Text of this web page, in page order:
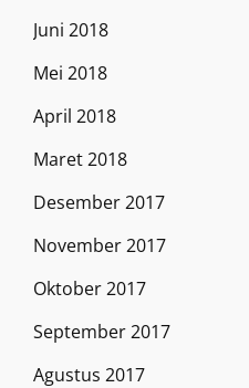
Juni 2018
Mei 2018
April 2018
Maret 2018
Desember 2017
November 2017
Oktober 2017
September 2017
Agustus 2017